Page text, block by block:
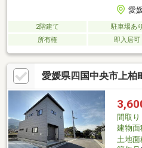
愛
2階建て 駐車場あり
所有権
即入居可
愛媛県四国中央市上柏
間取り
建物面
土地面